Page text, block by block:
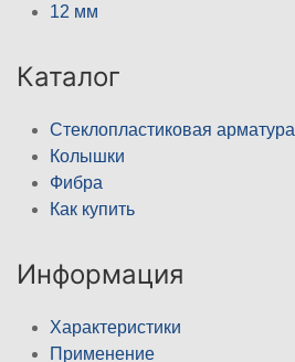
12 мм
Каталог
Стеклопластиковая арматура
Колышки
Фибра
Как купить
Информация
Характеристики
Применение